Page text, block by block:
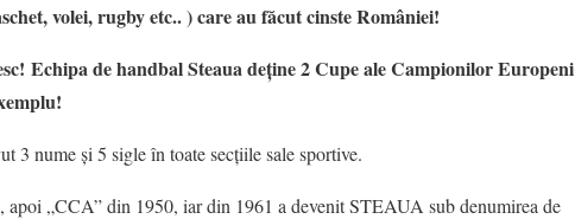
volei, rugby etc.. ) care au făcut cinste României!
Echipa de handbal Steaua deține 2 Cupe ale Campionilor Europeni
3 nume și 5 sigle în toate secțiile sale sportive.
„CCA” din 1950, iar din 1961 a devenit STEAUA sub denumirea de